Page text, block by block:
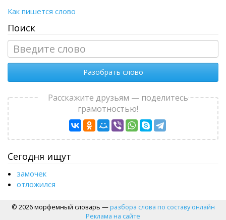
Как пишется слово
Поиск
Разобрать слово
Расскажите друзьям — поделитесь
грамотностью!
Сегодня ищут
замочек
отложился
© 2026 морфемный словарь —разбора слова по составу онлайн
Реклама на сайте